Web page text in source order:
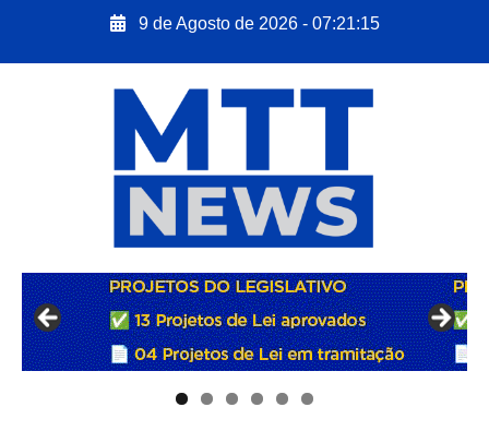
9 de Agosto de 2026 - 07:21:17